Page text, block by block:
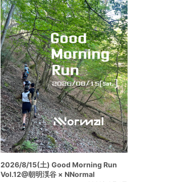
2026/8/15(土) Good Morning Run
Vol.12@朝明渓谷 × NNormal